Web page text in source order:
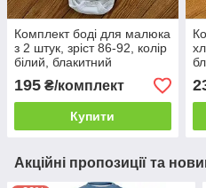
Комплект боді для малюка
з 2 штук, зріст 86-92, колір
білий, блакитний
195 ₴/комплект
Купити
Акційні пропозиції та